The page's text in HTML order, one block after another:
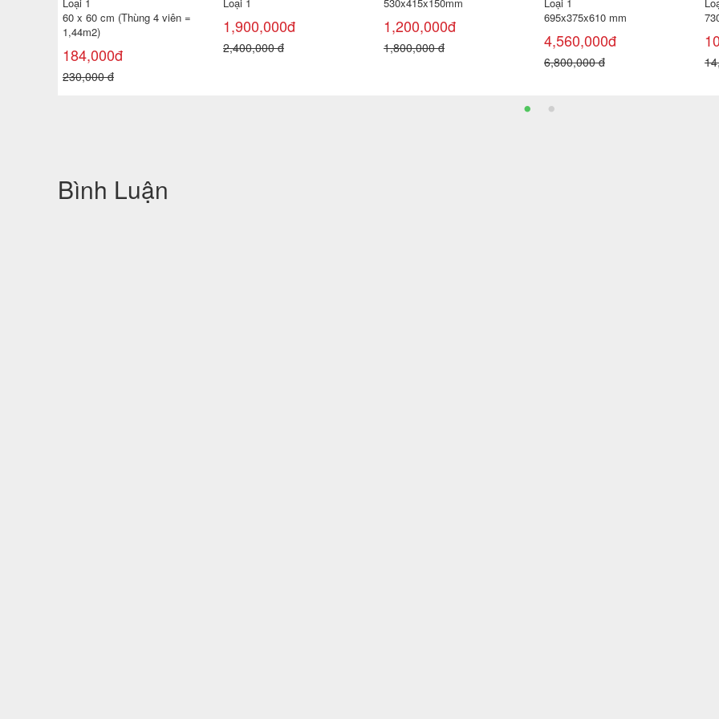
730x420 mm
10,200,000đ
14,000,000 đ
550,000đ
700,000 đ
0,96 m² )
179,000đ
30x45 cm
Giá bán:Liên hệ
Bình Luận